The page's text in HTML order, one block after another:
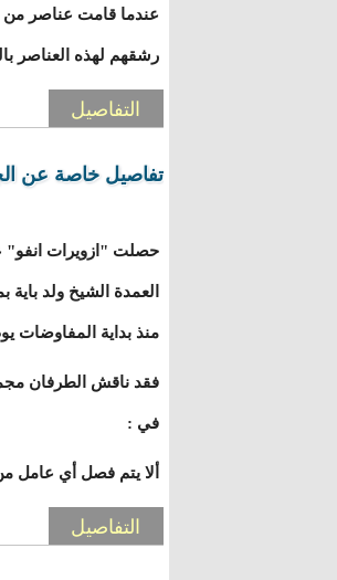
عندما قامت عناصر
رشقهم لهذه العناصر
التفاصيل
تفاصيل خاصة عن
حصلت "ازويرات انفو"
العمدة الشيخ ولد
منذ بداية المفاوضات
فقد ناقش الطرفان
في :
ألا يتم فصل أي عامل
التفاصيل